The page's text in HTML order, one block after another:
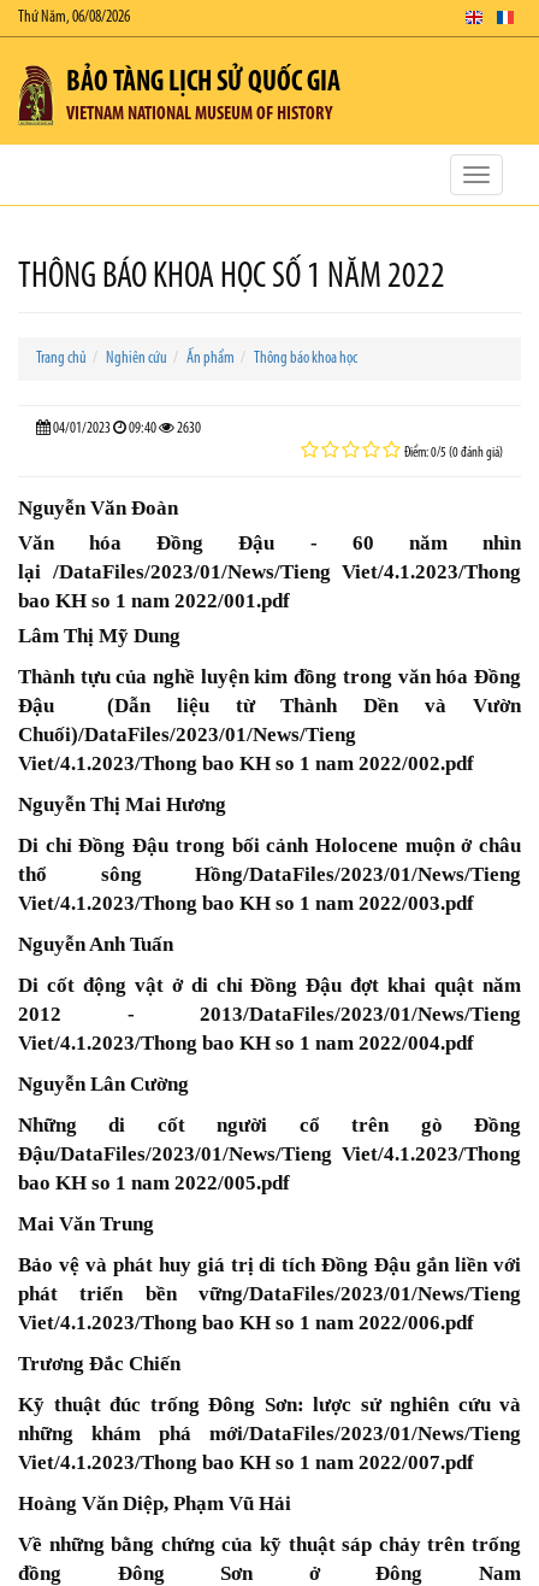
Thứ Năm, 06/08/2026
BẢO TÀNG LỊCH SỬ QUỐC GIA
VIETNAM NATIONAL MUSEUM OF HISTORY
Toggle
THÔNG BÁO KHOA HỌC SỐ 1 NĂM 2022
Trang chủ Nghiên cứu Ấn phẩm Thông báo khoa học
04/01/2023 09:40 2630
Điểm: 0/5 (0 đánh giá)
Nguyễn Văn Đoàn
Văn hóa Đồng Đậu - 60 năm nhìn
lại /DataFiles/2023/01/News/Tieng Viet/4.1.2023/Thong
bao KH so 1 nam 2022/001.pdf
Lâm Thị Mỹ Dung
Thành tựu của nghề luyện kim đồng trong văn hóa Đồng
Đậu (Dẫn liệu từ Thành Dền và Vườn
Chuối)/DataFiles/2023/01/News/Tieng
Viet/4.1.2023/Thong bao KH so 1 nam 2022/002.pdf
Nguyễn Thị Mai Hương
Di chỉ Đồng Đậu trong bối cảnh Holocene muộn ở châu
thổ sông Hồng/DataFiles/2023/01/News/Tieng
Viet/4.1.2023/Thong bao KH so 1 nam 2022/003.pdf
Nguyễn Anh Tuấn
Di cốt động vật ở di chỉ Đồng Đậu đợt khai quật năm
2012 - 2013/DataFiles/2023/01/News/Tieng
Viet/4.1.2023/Thong bao KH so 1 nam 2022/004.pdf
Nguyễn Lân Cường
Những di cốt người cổ trên gò Đồng
Đậu/DataFiles/2023/01/News/Tieng Viet/4.1.2023/Thong
bao KH so 1 nam 2022/005.pdf
Mai Văn Trung
Bảo vệ và phát huy giá trị di tích Đồng Đậu gắn liền với
phát triển bền vững/DataFiles/2023/01/News/Tieng
Viet/4.1.2023/Thong bao KH so 1 nam 2022/006.pdf
Trương Đắc Chiến
Kỹ thuật đúc trống Đông Sơn: lược sử nghiên cứu và
những khám phá mới/DataFiles/2023/01/News/Tieng
Viet/4.1.2023/Thong bao KH so 1 nam 2022/007.pdf
Hoàng Văn Diệp, Phạm Vũ Hải
Về những bằng chứng của kỹ thuật sáp chảy trên trống
đồng Đông Sơn ở Đông Nam